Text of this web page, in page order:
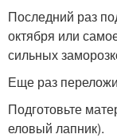
Последний раз
октября или
сильных
Еще раз
Подготовьте
еловый лапник).